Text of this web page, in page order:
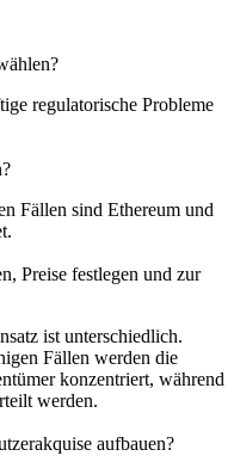
regulatorische Probleme
Fällen sind Ethereum und
Preise festlegen und zur
ist unterschiedlich.
Fällen werden die
konzentriert, während
werden.
aufbauen?